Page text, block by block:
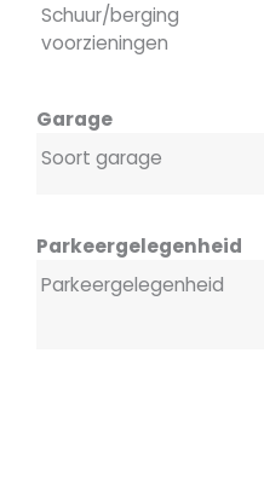
Schuur/berging
voorzieningen
Garage
Soort garage
Parkeergelegenheid
Parkeergelegenheid